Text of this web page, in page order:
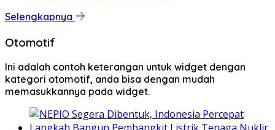
Selengkapnya
Otomotif
Ini adalah contoh keterangan untuk widget dengan
kategori otomotif, anda bisa dengan mudah
memasukkannya pada widget.